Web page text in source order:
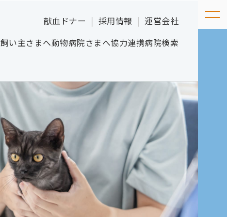
献血ドナー 採用情報
運営会社
飼い主さまへ動物病院さまへ協力連携病院検索